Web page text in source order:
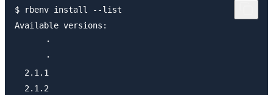
$ rbenv install --list
Available versions:
      ・
      ・
  2.1.1
  2.1.2